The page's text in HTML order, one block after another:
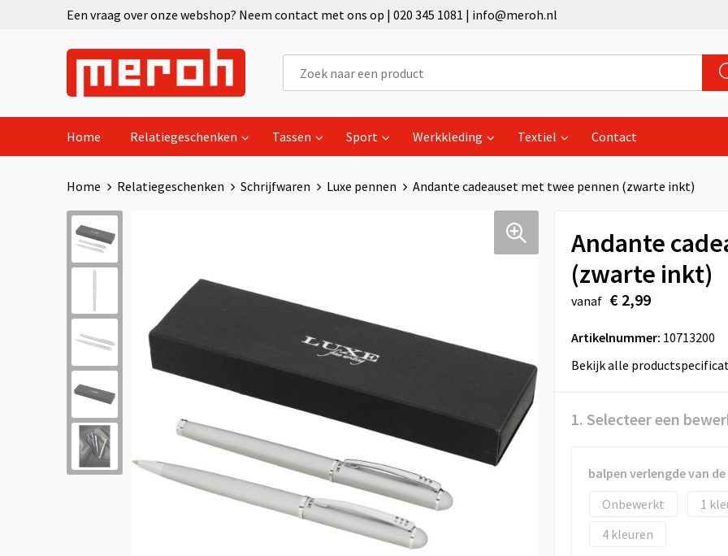
Een vraag over onze webshop? Neem contact met ons op | 020 345 1081 | info@meroh.nl
Home Relatiegeschenken Tassen Sport Werkkleding Textiel Contact
Home Relatiegeschenken Schrijfwaren Luxe pennen Andante cadeauset met twee pennen (zwarte inkt)
Andante
(zwarte inkt)
vanaf € 2,99
Artikelnummer: 10713200
Bekijk alle
1. Selecteer een
balpen verlengde van
Onbewerkt
1
4